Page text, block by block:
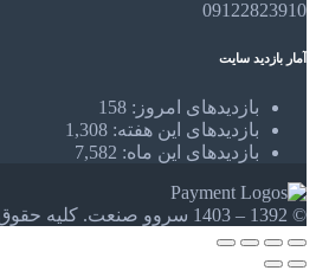
09122823910
آمار بازدید سایت
بازدیدهای امروز: 158
بازدیدهای این هفته: 1,308
بازدیدهای این ماه: 7,582
© 1392 – 1403 سروو صنعت. کلیه حقوق محفوظ است.